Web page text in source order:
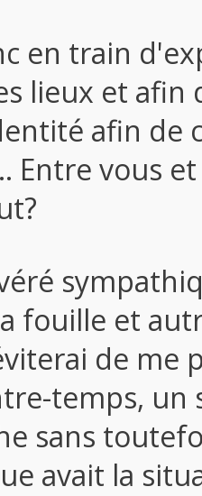
en train
lieux et
afin de
Entre vous
fouille et
de me
temps,
sans
avait la